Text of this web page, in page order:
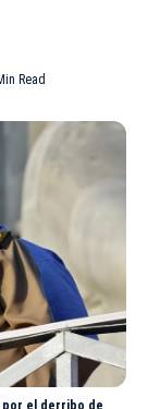
Read